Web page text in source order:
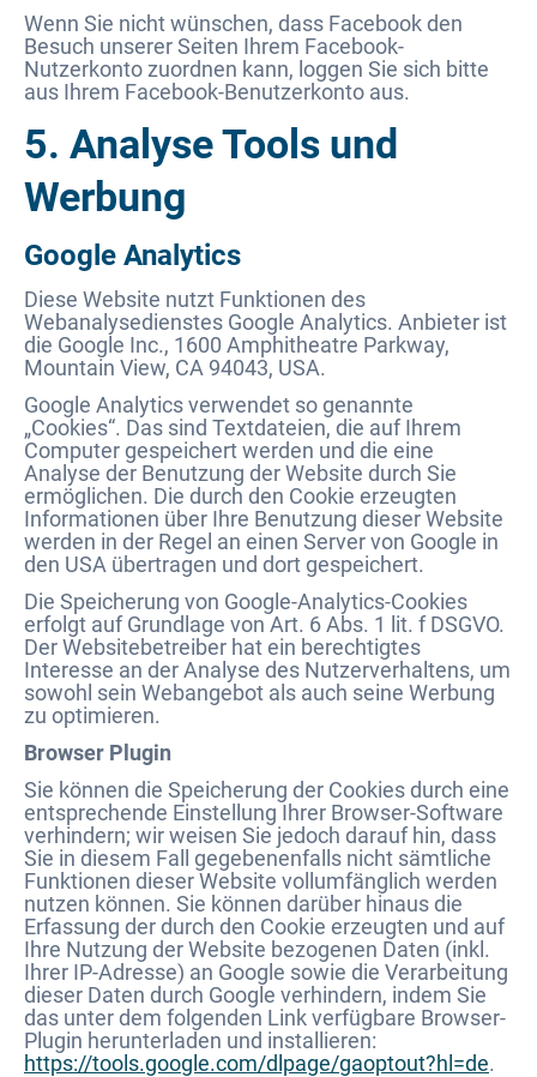
Wenn Sie nicht wünschen, dass Facebook den
Besuch unserer Seiten Ihrem Facebook-
Nutzerkonto zuordnen kann, loggen Sie sich bitte
aus Ihrem Facebook-Benutzerkonto aus.
5. Analyse Tools und
Werbung
Google Analytics
Diese Website nutzt Funktionen des
Webanalysedienstes Google Analytics. Anbieter ist
die Google Inc., 1600 Amphitheatre Parkway,
Mountain View, CA 94043, USA.
Google Analytics verwendet so genannte
„Cookies“. Das sind Textdateien, die auf Ihrem
Computer gespeichert werden und die eine
Analyse der Benutzung der Website durch Sie
ermöglichen. Die durch den Cookie erzeugten
Informationen über Ihre Benutzung dieser Website
werden in der Regel an einen Server von Google in
den USA übertragen und dort gespeichert.
Die Speicherung von Google-Analytics-Cookies
erfolgt auf Grundlage von Art. 6 Abs. 1 lit. f DSGVO.
Der Websitebetreiber hat ein berechtigtes
Interesse an der Analyse des Nutzerverhaltens, um
sowohl sein Webangebot als auch seine Werbung
zu optimieren.
Browser Plugin
Sie können die Speicherung der Cookies durch eine
entsprechende Einstellung Ihrer Browser-Software
verhindern; wir weisen Sie jedoch darauf hin, dass
Sie in diesem Fall gegebenenfalls nicht sämtliche
Funktionen dieser Website vollumfänglich werden
nutzen können. Sie können darüber hinaus die
Erfassung der durch den Cookie erzeugten und auf
Ihre Nutzung der Website bezogenen Daten (inkl.
Ihrer IP-Adresse) an Google sowie die Verarbeitung
dieser Daten durch Google verhindern, indem Sie
das unter dem folgenden Link verfügbare Browser-
Plugin herunterladen und installieren:
https://tools.google.com/dlpage/gaoptout?hl=de.